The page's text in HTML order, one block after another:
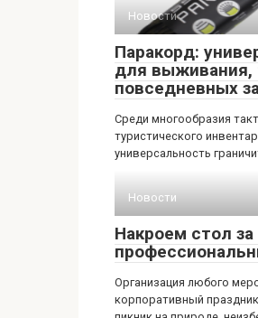
Новости
Паракорд:
для выживания,
повседневных
Среди многообразия
туристического
универсальность
Новости
Накроем стол за
Организация любого
корпоративный